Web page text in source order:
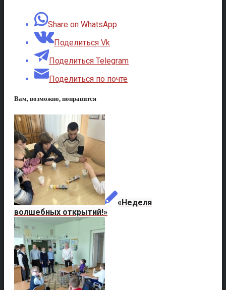
Share on WhatsApp
Поделиться Vk
Поделиться Telegram
Поделиться по почте
Вам, возможно, понравится
«Неделя
волшебных открытий!»